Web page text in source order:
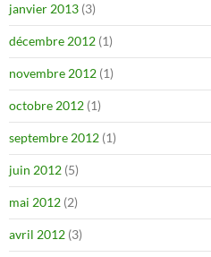
janvier 2013 (3)
décembre 2012 (1)
novembre 2012 (1)
octobre 2012 (1)
septembre 2012 (1)
juin 2012 (5)
mai 2012 (2)
avril 2012 (3)